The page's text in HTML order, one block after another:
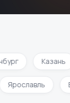
Казань
Ярославль